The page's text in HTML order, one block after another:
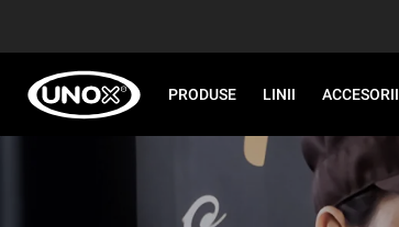
PRODUSE LINII ACCESORII